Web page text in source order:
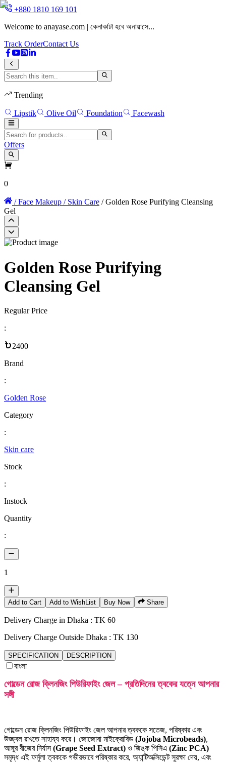
+880 1810 169 101
Welcome to anayase.com | কেনাকাটা হবে অনায়াসে...
Track OrderContact Us
Trending
Lipstik Olive Oil Foundation Facewash
Offers
0
/ Face Makeup / Skin Care / Golden Rose Purifying Cleansing
Gel
Golden Rose Purifying
Cleansing Gel
Regular Price
:
2400
Brand
:
Golden Rose
Category
:
Skin care
Stock
:
Instock
Quantity
:
1
Add to Cart Add to WishList Buy Now Share
Delivery Charge in Dhaka : TK 60
Delivery Charge Outside Dhaka : TK 130
SPECIFICATION DESCRIPTION
বাংলা
গোল্ডেন রোজ ক্লিনজিং পিউরিফাইং জেল – প্রতিদিনের ত্বকের যত্নে আপনার
সঙ্গী
গোল্ডেন রোজ ক্লিনজিং পিউরিফাইং জেল আপনার ত্বককে সতেজ, পরিষ্কার এবং
উজ্জ্বল রাখতে সাহায্য করে। জোজোবা মাইক্রোবিড (Jojoba Microbeads),
আঙ্গুর বীজের নির্যাস(Grape Seed Extract) ও জিঙ্ক পিসিএ (Zinc PCA)
সমৃদ্ধ এই ফর্মুলা ত্বককে গভীরভাবে পরিষ্কার করে, অ্যান্টিঅক্সিডেন্ট সুরক্ষা দেয়, এবং